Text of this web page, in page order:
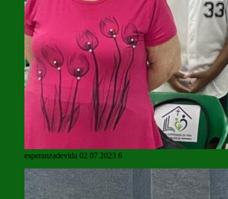
esperanzadevida 02 07 2023 6